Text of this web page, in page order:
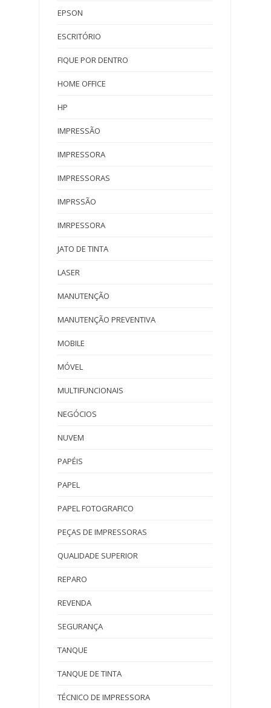
EPSON
ESCRITÓRIO
FIQUE POR DENTRO
HOME OFFICE
HP
IMPRESSÃO
IMPRESSORA
IMPRESSORAS
IMPRSSÃO
IMRPESSORA
JATO DE TINTA
LASER
MANUTENÇÃO
MANUTENÇÃO PREVENTIVA
MOBILE
MÓVEL
MULTIFUNCIONAIS
NEGÓCIOS
NUVEM
PAPÉIS
PAPEL
PAPEL FOTOGRAFICO
PEÇAS DE IMPRESSORAS
QUALIDADE SUPERIOR
REPARO
REVENDA
SEGURANÇA
TANQUE
TANQUE DE TINTA
TÉCNICO DE IMPRESSORA